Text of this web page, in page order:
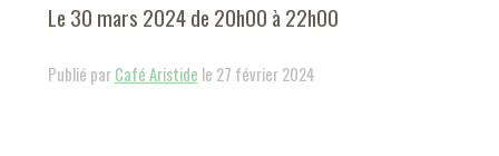
Le 30 mars 2024 de 20h00 à 22h00
Publié parCafé Aristide le 27 février 2024